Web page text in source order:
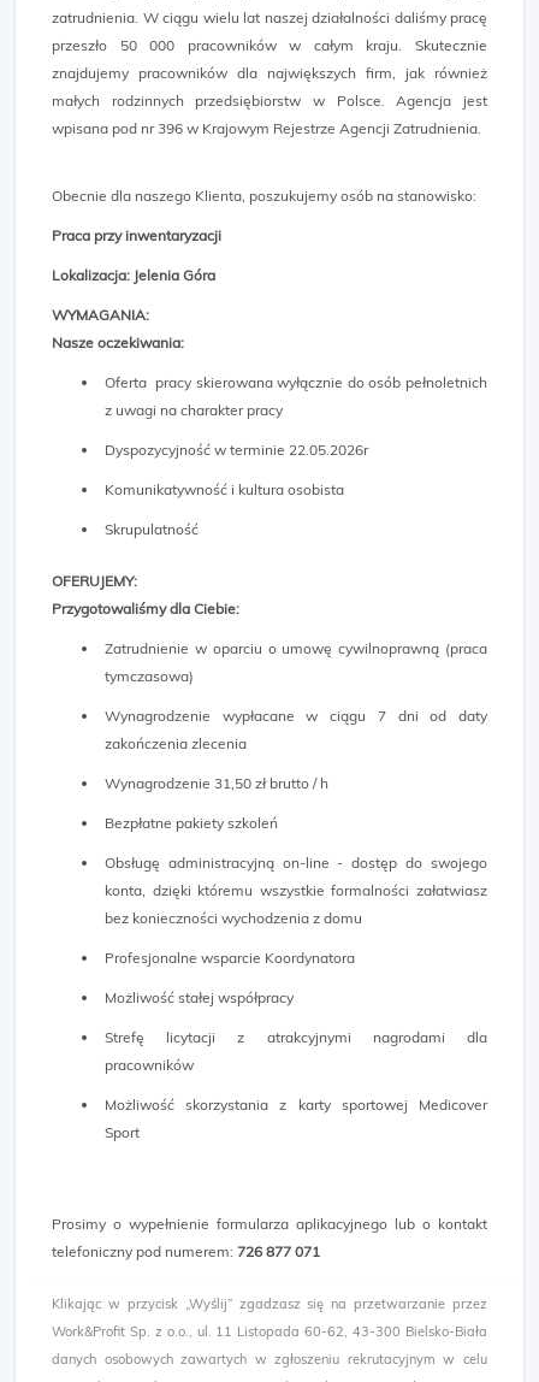
zatrudnienia. W ciągu wielu lat naszej działalności daliśmy pracę
przeszło 50 000 pracowników w całym kraju. Skutecznie
znajdujemy pracowników dla największych firm, jak również
małych rodzinnych przedsiębiorstw w Polsce. Agencja jest
wpisana pod nr 396 w Krajowym Rejestrze Agencji Zatrudnienia.
Obecnie dla naszego Klienta, poszukujemy osób na stanowisko:
Praca przy inwentaryzacji
Lokalizacja: Jelenia Góra
WYMAGANIA:
Nasze oczekiwania:
Oferta pracy skierowana wyłącznie do osób pełnoletnich
z uwagi na charakter pracy
Dyspozycyjność w terminie 22.05.2026r
Komunikatywność i kultura osobista
Skrupulatność
OFERUJEMY:
Przygotowaliśmy dla Ciebie:
Zatrudnienie w oparciu o umowę cywilnoprawną (praca
tymczasowa)
Wynagrodzenie wypłacane w ciągu 7 dni od daty
zakończenia zlecenia
Wynagrodzenie 31,50 zł brutto / h
Bezpłatne pakiety szkoleń
Obsługę administracyjną on-line - dostęp do swojego
konta, dzięki któremu wszystkie formalności załatwiasz
bez konieczności wychodzenia z domu
Profesjonalne wsparcie Koordynatora
Możliwość stałej współpracy
Strefę licytacji z atrakcyjnymi nagrodami dla
pracowników
Możliwość skorzystania z karty sportowej Medicover
Sport
Prosimy o wypełnienie formularza aplikacyjnego lub o kontakt
telefoniczny pod numerem: 726 877 071
Klikając w przycisk „Wyślij” zgadzasz się na przetwarzanie przez
Work&Profit Sp. z o.o., ul. 11 Listopada 60-62, 43-300 Bielsko-Biała
danych osobowych zawartych w zgłoszeniu rekrutacyjnym w celu